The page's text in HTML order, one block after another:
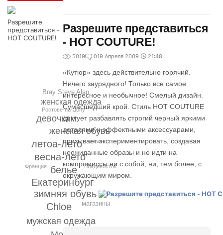
Разрешите
представиться -
HOT COUTURE!
Екатеринбург
зимняя обувь
белье
Chloe
весна-лето
летоа-лето
мужская одежда
женская обувь
девочкам
женская одежда
магазины
Bray Steve Alan
Владивосток
Франция
о нас
Ростове-на-Дону
Разрешите представиться
- HOT COUTURE!
5019 019 Апреля 2009 21:48
«Кутюр» здесь действительно горячий.
Ничего заурядного! Только все самое
интересное и необычное! Смелый дизайн.
Сумасшедший крой. Стиль HOT COUTURE
диктует разбавлять строгий черный яркими
деталями и эффектными аксессуарами,
призывает экспериментировать, создавая
неожиданные образы и не идти на
компромиссы ни с собой, ни, тем более, с
окружающим миром.